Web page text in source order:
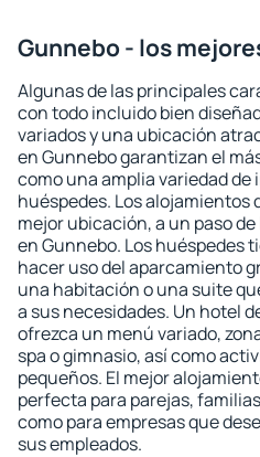
Gunnebo - los
Algunas de las principales
con todo incluido bien
variados y una ubicación
en Gunnebo garantizan el
como una amplia variedad
huéspedes. Los alojamientos
mejor ubicación, a un paso
en Gunnebo. Los huéspedes
hacer uso del aparcamiento
una habitación o una suite
a sus necesidades. Un hotel
ofrezca un menú variado,
spa o gimnasio, así como
pequeños. El mejor
perfecta para parejas,
como para empresas que
sus empleados.